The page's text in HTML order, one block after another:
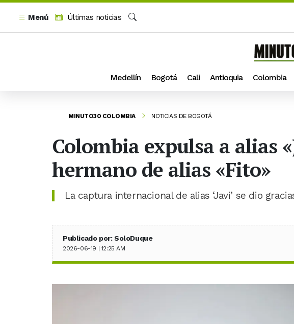
Menú
Últimas noticias
Medellín Bogotá Cali Antioquia Colombia
MINUTO30 COLOMBIA NOTICIAS DE BOGOTÁ
Colombia expulsa a alias
hermano de alias «Fito»
La captura internacional de alias ‘Javi’ se dio
Publicado por: SoloDuque
2026-06-19 | 12:25 AM